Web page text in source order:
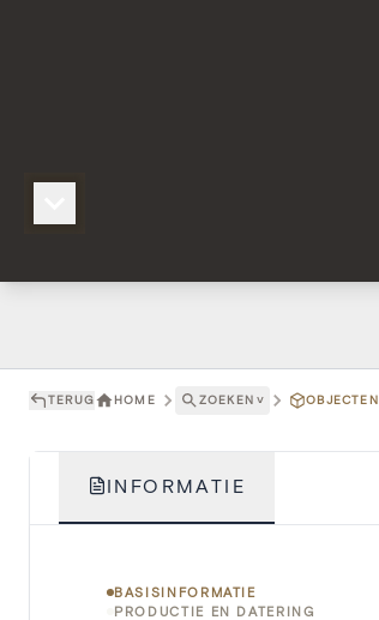
TERUG HOME ZOEKEN ˅ OBJECTEN
INFORMATIE
BASISINFORMATIE
PRODUCTIE EN DATERING